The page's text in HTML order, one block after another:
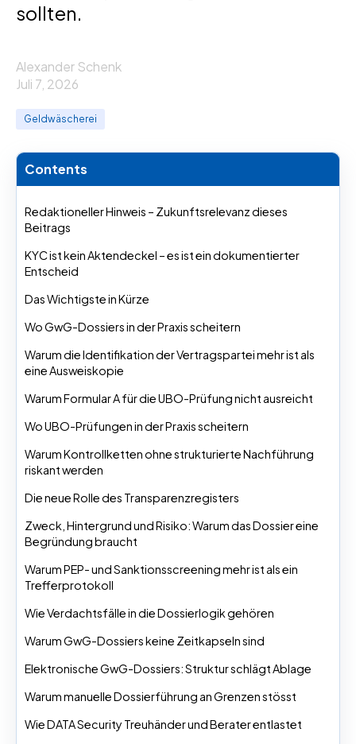
sollten.
Alexander Schenk
Juli 7, 2026
Geldwäscherei
Contents
Redaktioneller Hinweis – Zukunftsrelevanz dieses
Beitrags
KYC ist kein Aktendeckel – es ist ein dokumentierter
Entscheid
Das Wichtigste in Kürze
Wo GwG-Dossiers in der Praxis scheitern
Warum die Identifikation der Vertragspartei mehr ist als
eine Ausweiskopie
Warum Formular A für die UBO-Prüfung nicht ausreicht
Wo UBO-Prüfungen in der Praxis scheitern
Warum Kontrollketten ohne strukturierte Nachführung
riskant werden
Die neue Rolle des Transparenzregisters
Zweck, Hintergrund und Risiko: Warum das Dossier eine
Begründung braucht
Warum PEP- und Sanktionsscreening mehr ist als ein
Trefferprotokoll
Wie Verdachtsfälle in die Dossierlogik gehören
Warum GwG-Dossiers keine Zeitkapseln sind
Elektronische GwG-Dossiers: Struktur schlägt Ablage
Warum manuelle Dossierführung an Grenzen stösst
Wie DATA Security Treuhänder und Berater entlastet